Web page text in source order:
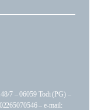
7 – 06059 Todi (PG) –
– e-mail: